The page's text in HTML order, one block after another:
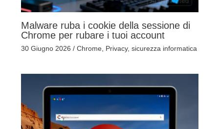
Malware ruba i cookie della sessione di
Chrome per rubare i tuoi account
30 Giugno 2026 / Chrome, Privacy, sicurezza informatica